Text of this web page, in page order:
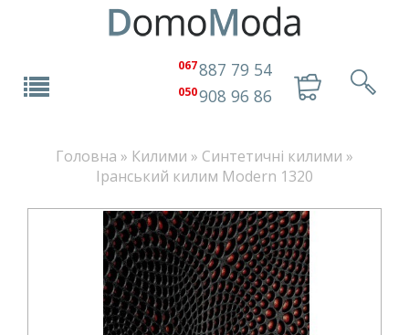
067887 79 54
050908 96 86
Головна » Килими » Синтетичні килими »
Іранський килим Modern 1320